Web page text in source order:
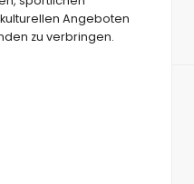
Angeboten
zu verbringen.